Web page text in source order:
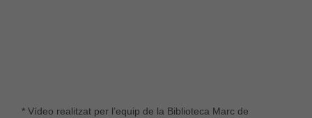
* Vídeo realitzat per l’equip de la Biblioteca Marc de